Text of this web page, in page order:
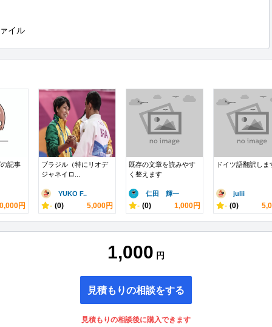
イル
記事
円
ブラジル（特にリオデ
ジャネイロ...
YUKO F..
- (0) 5,000円
既存の文章を読みやす
く整えます
仁田 輝一
- (0) 1,000円
ドイツ語翻訳しま
julii
- (0)
1,000 円
見積もりの相談をする
見積もりの相談後に購入できます